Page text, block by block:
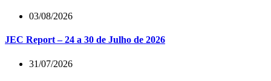
03/08/2026
JEC Report – 24 a 30 de Julho de 2026
31/07/2026